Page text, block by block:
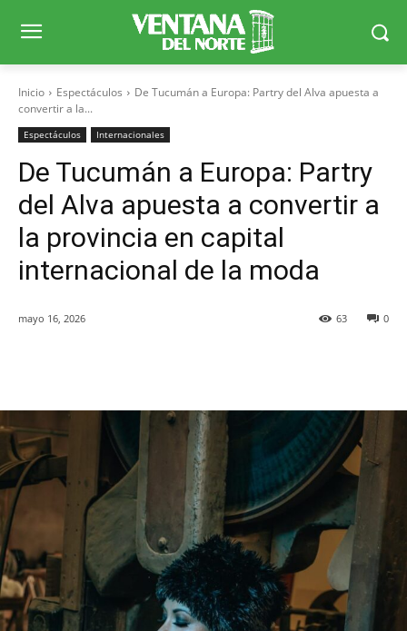
Inicio Espectáculos
De Tucumán a Europa: Partry del Alva apuesta a
convertir a la...
Espectáculos Internacionales
De Tucumán a Europa: Partry
del Alva apuesta a convertir a
la provincia en capital
internacional de la moda
mayo 16, 2026 0
63